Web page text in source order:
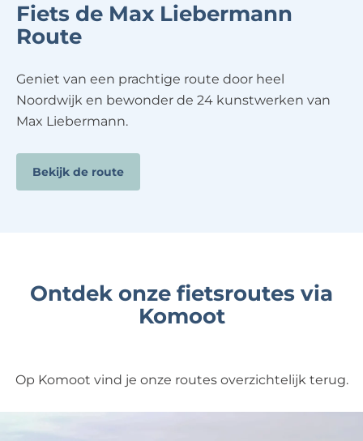
Fiets de Max Liebermann
Route
Geniet van een prachtige route door heel
Noordwijk en bewonder de 24 kunstwerken van
Max Liebermann.
Bekijk de route
Ontdek onze fietsroutes via
Komoot
Op Komoot vind je onze routes overzichtelijk terug.